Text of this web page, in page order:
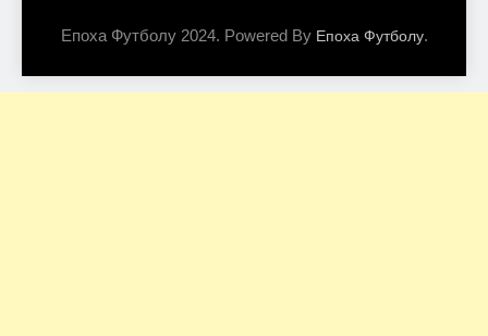
Епоха Футболу 2024. Powered By Епоха Футболу.